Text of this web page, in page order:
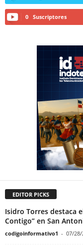
0 Suscriptores
EDITOR PICKS
Isidro Torres destaca
Contigo” en San
codigoinformativo1 - 07/28/